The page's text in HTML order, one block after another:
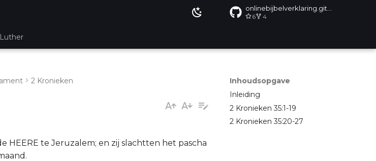
6 4
Inhoudsopgave
Inleiding
2 Kronieken 35:1-19
2 Kronieken 35:20-27
2 Kronieken
HEERE te Jeruzalem; en zij slachtten het pascha